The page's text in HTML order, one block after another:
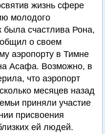
жизнь сфере
молодого
счастлива Рона,
о своем
аэропорту в Тимне
Асафа. Возможно, в
что аэропорт
месяцев назад
приняли участие
присвоения
ей людей.